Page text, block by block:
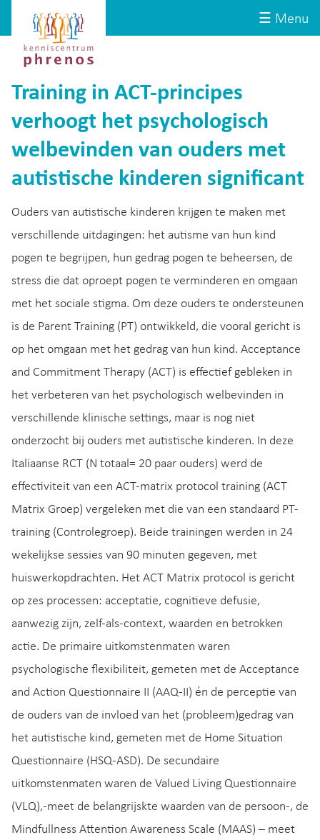
☰ Menu
Kenniscentrum
Phrenos
website
Training in ACT-principes
verhoogt het psychologisch
welbevinden van ouders met
autistische kinderen significant
Ouders van autistische kinderen krijgen te maken met
verschillende uitdagingen: het autisme van hun kind
pogen te begrijpen, hun gedrag pogen te beheersen, de
stress die dat oproept pogen te verminderen en omgaan
met het sociale stigma. Om deze ouders te ondersteunen
is de Parent Training (PT) ontwikkeld, die vooral gericht is
op het omgaan met het gedrag van hun kind. Acceptance
and Commitment Therapy (ACT) is effectief gebleken in
het verbeteren van het psychologisch welbevinden in
verschillende klinische settings, maar is nog niet
onderzocht bij ouders met autistische kinderen. In deze
Italiaanse RCT (N totaal= 20 paar ouders) werd de
effectiviteit van een ACT-matrix protocol training (ACT
Matrix Groep) vergeleken met die van een standaard PT-
training (Controlegroep). Beide trainingen werden in 24
wekelijkse sessies van 90 minuten gegeven, met
huiswerkopdrachten. Het ACT Matrix protocol is gericht
op zes processen: acceptatie, cognitieve defusie,
aanwezig zijn, zelf-als-context, waarden en betrokken
actie. De primaire uitkomstenmaten waren
psychologische flexibiliteit, gemeten met de Acceptance
and Action Questionnaire II (AAQ-II) én de perceptie van
de ouders van de invloed van het (probleem)gedrag van
het autistische kind, gemeten met de Home Situation
Questionnaire (HSQ-ASD). De secundaire
uitkomstenmaten waren de Valued Living Questionnaire
(VLQ),-meet de belangrijskte waarden van de persoon-, de
Mindfullness Attention Awareness Scale (MAAS) – meet